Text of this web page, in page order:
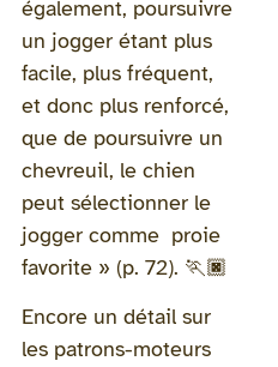
également, poursuivre
un jogger étant plus
facile, plus fréquent,
et donc plus renforcé,
que de poursuivre un
chevreuil, le chien
peut sélectionner le
jogger comme proie
favorite » (p. 72). 🏃🏿
Encore un détail sur
les patrons-moteurs